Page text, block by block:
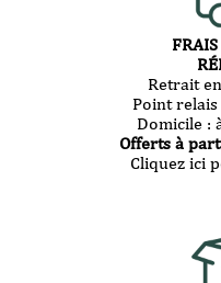
Retrait
Point relais
Domicile :
Offerts à
Cliquez ici